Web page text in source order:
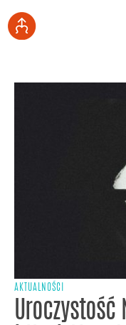
AKTUALNOŚCI
Uroczystość